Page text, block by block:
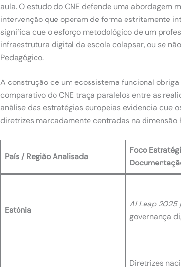
aula. O estudo do CNE defende uma
intervenção que operam de forma estritamente
significa que o esforço metodológico de um
infraestrutura digital da escola colapsar, ou se
Pedagógico.
A construção de um ecossistema funcional
comparativo do CNE traça paralelos entre as
análise das estratégias europeias evidencia que
diretrizes marcadamente centradas na dimensão
País / Região Analisada
Foco
Estónia
AI Leap 2025
governança
Diretrizes